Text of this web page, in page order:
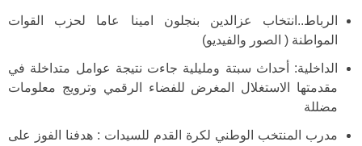
الرباط..انتخاب عزالدين بنجلون امينا عاما لحزب القوات
المواطنة ( الصور والفيديو)
الداخلية: أحداث سبتة ومليلية جاءت نتيجة عوامل متداخلة في
مقدمتها الاستغلال المغرض للفضاء الرقمي وترويج معلومات
مضللة
مدرب المنتخب الوطني لكرة القدم للسيدات : هدفنا الفوز على